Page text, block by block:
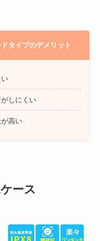
タイプのデメリット
しにくい
高い
ース